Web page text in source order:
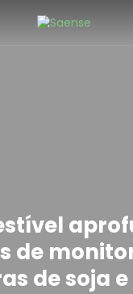
de
de soja